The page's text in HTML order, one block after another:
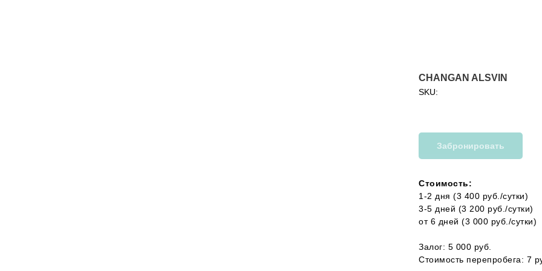
CHANGAN ALSVIN
SKU:
Забронировать
Стоимость:
1-2 дня (3 400 руб./сутки)
3-5 дней (3 200 руб./сутки)
от 6 дней (3 000 руб./сутки)
Залог: 5 000 руб.
Стоимость перепробега: 7